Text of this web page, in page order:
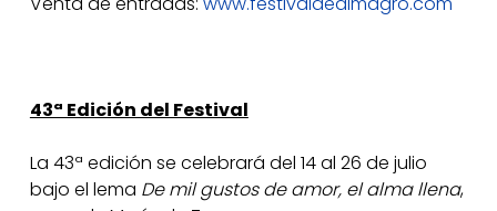
43ª Edición del Festival
La 43ª edición se celebrará del 14 al 26 de julio
bajo el lema De mil gustos de amor, el alma llena,